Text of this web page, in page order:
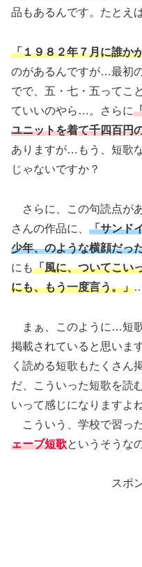
品もあるんです。たとえ
「１９８２年７月に誰か
のがあるんですが…最初
でで、五・七・五ってこ
ていいのやら…。さらに
ユニットを着て千四百円
ありますが…もう、短歌
じゃないですか？
さらに、この句読点が
さんの作品に、 「サンド
少年、のような横顔だっ
にも「風に、ついてこい
にも、もう一度言う。」
まぁ、このように…短
掲載されていると思いま
く読める短歌もたくさん
だ、こういった短歌を読
いって感じになりますよね
こういう、学校で習っ
ェーブ短歌というそうな
スポ